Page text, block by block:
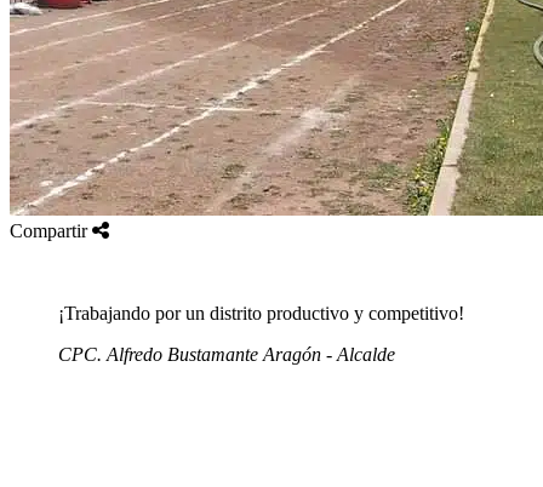
Compartir
¡Trabajando por un distrito productivo y competitivo!
CPC. Alfredo Bustamante Aragón - Alcalde